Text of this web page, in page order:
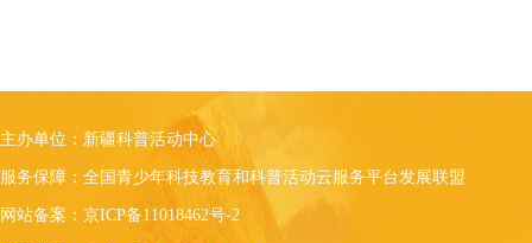
主办单位：新疆科普活动中心
服务保障：全国青少年科技教育和科普活动云服务平台发展联盟
网站备案：京ICP备11018462号-2